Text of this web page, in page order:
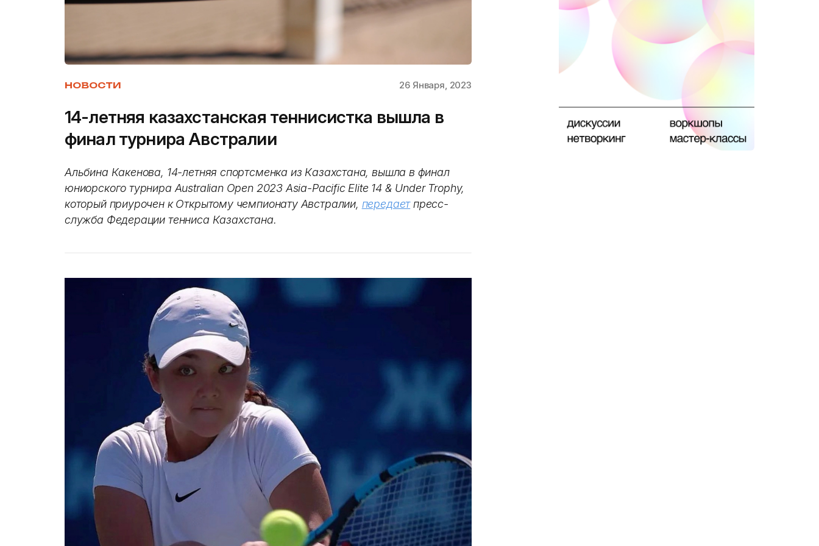
НОВОСТИ 26 Января, 2023
14-летняя казахстанская теннисистка вышла в
финал турнира Австралии
Альбина Какенова, 14-летняя спортсменка из Казахстана, вышла в финал
юниорского турнира Australian Open 2023 Asia-Pacific Elite 14 & Under Trophy,
который приурочен к Открытому чемпионату Австралии, передаетпресс-
служба Федерации тенниса Казахстана.